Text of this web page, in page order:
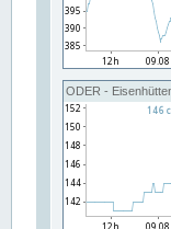
ODER -